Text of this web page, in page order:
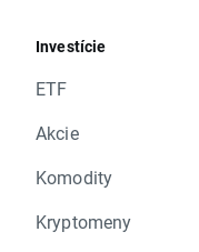
Investície
ETF
Akcie
Komodity
Kryptomeny